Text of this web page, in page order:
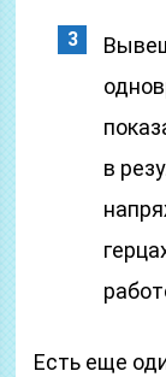
в
Есть еще